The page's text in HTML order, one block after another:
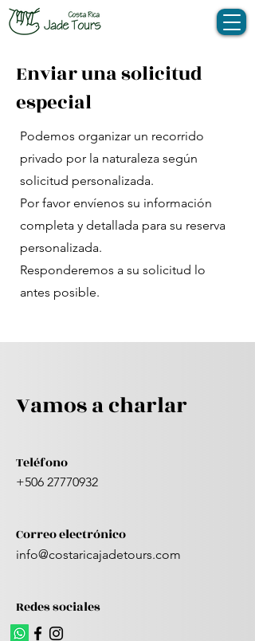
Enviar una solicitud
especial
Podemos organizar un recorrido
privado por la naturaleza según
solicitud personalizada.
Por favor envíenos su información
completa y detallada para su reserva
personalizada.
Responderemos a su solicitud lo
antes posible.
Vamos a charlar
Teléfono
+506 27770932
Correo electrónico
info@costaricajadetours.com
Redes sociales